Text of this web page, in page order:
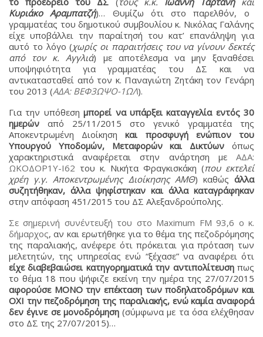
Κυριάκο Αραμπατζή)… Θυμίζω ότι στο παρελθόν, ο
γραμματέας του δημοτικού συμβουλίου κ. Νικόλας Γαλάνης
είχε υποβάλλει την παραίτησή του κατ’ επανάληψη για
αυτό το λόγο (χωρίς οι παραιτήσεις του να γίνουν δεκτές
από τον κ. Αγγλιά) με αποτέλεσμα να μην ξαναθέσει
υποψηφιότητα για γραμματέας του ΔΣ και να
αντικατασταθεί από τον κ. Παναγιώτη Ζητάκη τον Γενάρη
του 2013 (ΑΔΑ: ΒΕΦ3ΩΨΟ-1ΩΛ).
Για την υπόθεσημπορεί να υπάρξει καταγγελία εντός 30
ημερών από 25/11/2015 στο γενικό γραμματέα της
Αποκεντρωμένη Διοίκησηκαι προσφυγή ενώπιον του
Υπουργού Υποδομών, Μεταφορών και Δικτύων όπως
χαρακτηριστικά αναφέρεται στην ανάρτηση με ΑΔΑ:
ΩΚΟΔΟΡ1Υ-Ι62 του κ. Νικήτα Φραγκισκάκη (που εκτελεί
χρέη γ.γ. Αποκεντρωμένης Διοίκησης ΑΜΘ) καθώςάλλα
συζητήθηκαν, άλλα ψηφίστηκαν και άλλα καταγράφηκαν
στην απόφαση 451/2015 του ΔΣ Αλεξανδρούπολης.
Σε σημερινή συνέντευξή του στο Maximum FM 93,6 ο κ.
δήμαρχος, αν και ερωτήθηκε για το θέμα της πεζοδρόμησης
της παραλιακής, ανέφερε ότι πρόκειται για πρόταση των
μελετητών, της υπηρεσίας ενώ “ξέχασε” να αναφέρει ότι
είχε διαβεβαιώσει κατηγορηματικά την αντιπολίτευσηπως
το θέμα 18 που ψήφιζε εκείνη την ημέρα της 27/07/2015
αφορούσε ΜΟΝΟ την επέκταση των ποδηλατοδρόμων και
ΟΧΙ την πεζοδρόμηση της παραλιακής, ενώ καμία αναφορά
δεν έγινε σε μονοδρόμηση(σύμφωνα με τα όσα ελέχθησαν
στο ΔΣ της 27/07/2015)…